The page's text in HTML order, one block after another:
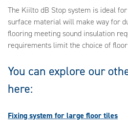
The Kiilto dB Stop system is ideal
surface material will make way for
flooring meeting sound insulation
requirements limit the choice of
You can explore our
here:
Fixing system for large floor tiles